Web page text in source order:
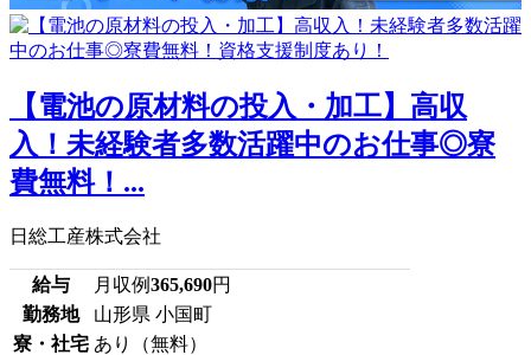
【電池の原材料の投入・加工】高収
入！未経験者多数活躍中のお仕事◎寮
費無料！...
日総工産株式会社
給与 月収例365,690円
勤務地
山形県 小国町
寮・社宅 あり（無料）